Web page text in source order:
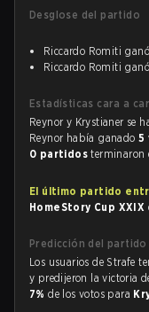
Desglose del partido
Riccardo Romiti ganó
Riccardo Romiti ganó
Estadísticas cara a
Reynor y Krystianer se
Reynor había ganado5
0 partidosterminaron
El último partido
HomeStory Cup XXIX
Predicción del partido
Los usuarios de Strafe
y predijeron la victoria
7%de los votos para